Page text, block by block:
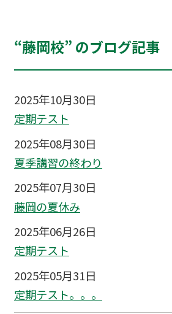
“藤岡校” のブログ記事
2025年10月30日
定期テスト
2025年08月30日
夏季講習の終わり
2025年07月30日
藤岡の夏休み
2025年06月26日
定期テスト
2025年05月31日
定期テスト。。。